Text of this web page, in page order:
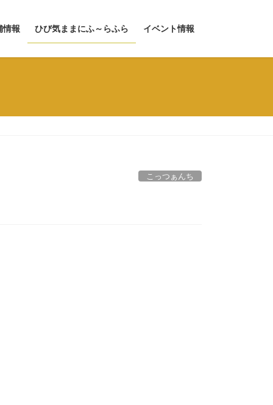
情報 ひび気ままにふ～らふら イベント情報
こっつぁんち